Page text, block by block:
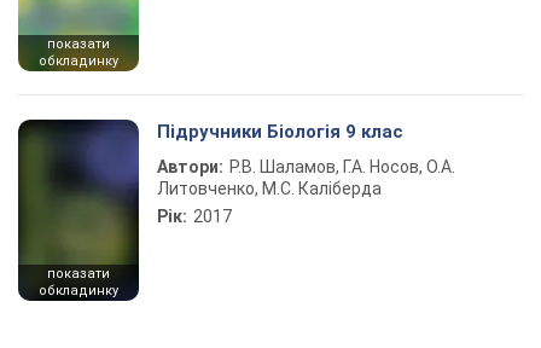
показати
обкладинку
показати
обкладинку
Підручники Біологія 9 клас
Автори: Р.В. Шаламов, Г.А. Носов, О.А.
Литовченко, М.С. Каліберда
Рік: 2017